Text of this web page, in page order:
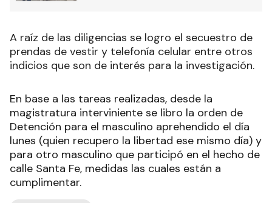
A raíz de las diligencias se logro el secuestro de
prendas de vestir y telefonía celular entre otros
indicios que son de interés para la investigación.
En base a las tareas realizadas, desde la
magistratura interviniente se libro la orden de
Detención para el masculino aprehendido el día
lunes (quien recupero la libertad ese mismo día) y
para otro masculino que participó en el hecho de
calle Santa Fe, medidas las cuales están a
cumplimentar.